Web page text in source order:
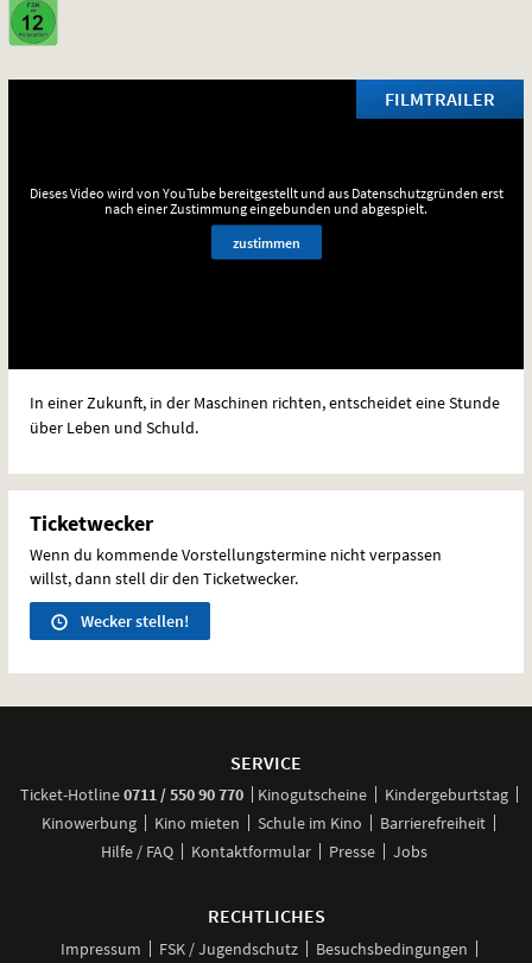
FILMTRAILER
Dieses Video wird von YouTube bereitgestellt und aus Datenschutzgründen erst
nach einer Zustimmung eingebunden und abgespielt.
zustimmen
In einer Zukunft, in der Maschinen richten, entscheidet eine Stunde
über Leben und Schuld.
Ticketwecker
Wenn du kommende Vorstellungstermine nicht verpassen
willst, dann stell dir den Ticketwecker.
Wecker stellen!
SERVICE
Ticket-Hotline0711 / 550 90 770anrufen
Kinogutscheine
Kindergeburtstag
Kinowerbung
Kino mieten Schule im Kino
Barrierefreiheit
Hilfe / FAQ
Kontaktformular Presse Jobs
RECHTLICHES
Impressum FSK / Jugendschutz Besuchsbedingungen